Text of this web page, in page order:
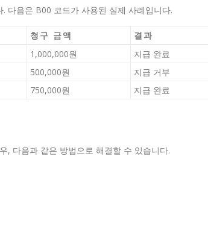
다음은 B00 코드가 사용된 실제 사례입니다.
청구 금액
결과
1,000,000원
지급 완료
500,000원
지급 거부
750,000원 지급 완료
, 다음과 같은 방법으로 해결할 수 있습니다.